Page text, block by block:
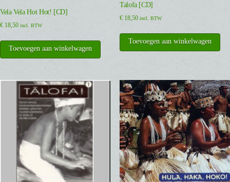
Vela Vela Hot Hot! [CD]
€ 18,50 incl. BTW
Toevoegen aan winkelwagen
Talofa [CD]
€18,50 incl. BTW
Toevoegen aan winkelwagen